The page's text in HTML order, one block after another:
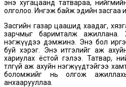
энэ хугацаанд татвараа,
олголоо. Ингэж байж эдийн засгаа
Засгийн газар цаашид хаадаг,
зарчмыг баримталж ажиллана.
нэгжүүдээ дэмжинэ. Энэ бол
буй хэрэг. Энэ итгэлийг аж
хариулах ёстой гэлээ. Татвар,
төлөөгүй аж ахуйн нэгжүүдтэйгээ
боломжийг нь олгож
анхаарууллаа.